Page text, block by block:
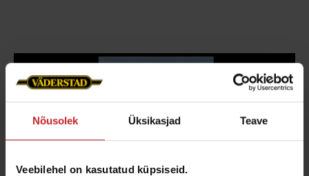
Nõusolek Üksikasjad Teave
Veebilehel on kasutatud küpsiseid.